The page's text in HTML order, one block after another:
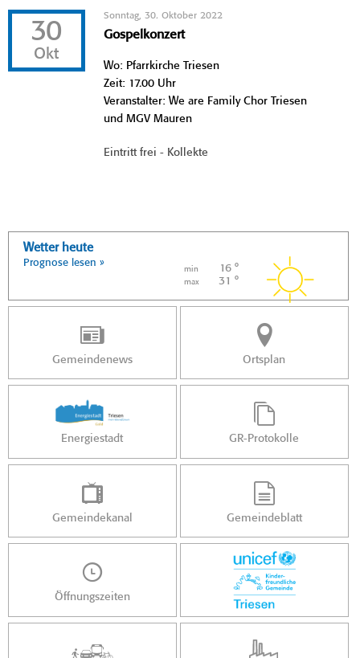
30
Okt
Sonntag, 30. Oktober 2022
Gospelkonzert
Wo: Pfarrkirche Triesen
Zeit: 17.00 Uhr
Veranstalter: We are Family Chor Triesen
und MGV Mauren
Eintritt frei - Kollekte
Wetter heute
Prognose lesen »
min 16 °
max 31 °
Gemeindenews Ortsplan
Energiestadt GR-Protokolle
Gemeindekanal Gemeindeblatt
Öffnungszeiten